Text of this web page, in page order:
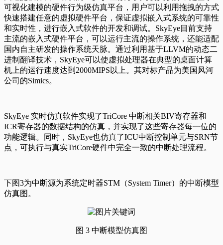
可视化建模的硬件行为级仿真平台，用户可以利用拖拽的方式
快速搭建任意的虚拟硬件平台，保证虚拟嵌入式系统的可靠性
和实时性，进行嵌入式软件的开发和调试。SkyEye目前支持
主流的嵌入式硬件平台，可以运行主流的操作系统，还能适配
国内自主研发的操作系统天脉。通过利用基于LLVM的动态二
进制翻译技术，SkyEye可以使虚拟处理器在典型的桌面计算
机上的运行速度达到2000MIPS以上。其对标产品为美国风河
公司的Simics。
SkyEye 实时仿真软件实现了TriCore 中断相关BIV寄存器和
ICR寄存器的数据结构的仿真，并实现了这些寄存器每一位的
功能逻辑。同时，SkyEye也仿真了ICU中断控制单元与SRN节
点，可执行与真实TriCore硬件中完全一致的中断处理流程。
下图3为中断源为系统定时器STM（System Timer）的中断模型
仿真图。
图 3 中断模型仿真图